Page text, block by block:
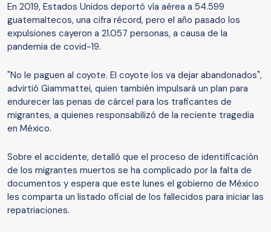
En 2019, Estados Unidos deportó vía aérea a 54.599
guatemaltecos, una cifra récord, pero el año pasado los
expulsiones cayeron a 21.057 personas, a causa de la
pandemia de covid-19.
"No le paguen al coyote. El coyote los va dejar abandonados",
advirtió Giammattei, quien también impulsará un plan para
endurecer las penas de cárcel para los traficantes de
migrantes, a quienes responsabilizó de la reciente tragedia
en México.
Sobre el accidente, detalló que el proceso de identificación
de los migrantes muertos se ha complicado por la falta de
documentos y espera que este lunes el gobierno de México
les comparta un listado oficial de los fallecidos para iniciar las
repatriaciones.